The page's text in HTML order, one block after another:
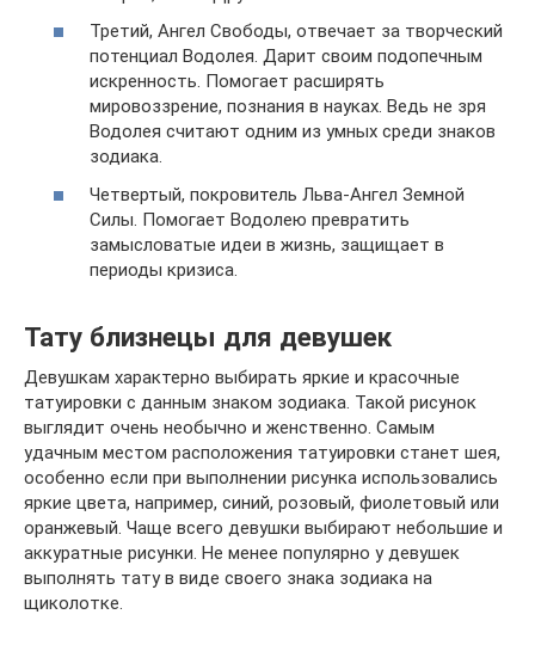
Третий, Ангел Свободы, отвечает за творческий
потенциал Водолея. Дарит своим подопечным
искренность. Помогает расширять
мировоззрение, познания в науках. Ведь не зря
Водолея считают одним из умных среди знаков
зодиака.
Четвертый, покровитель Льва-Ангел Земной
Силы. Помогает Водолею превратить
замысловатые идеи в жизнь, защищает в
периоды кризиса.
Тату близнецы для девушек
Девушкам характерно выбирать яркие и красочные
татуировки с данным знаком зодиака. Такой рисунок
выглядит очень необычно и женственно. Самым
удачным местом расположения татуировки станет шея,
особенно если при выполнении рисунка использовались
яркие цвета, например, синий, розовый, фиолетовый или
оранжевый. Чаще всего девушки выбирают небольшие и
аккуратные рисунки. Не менее популярно у девушек
выполнять тату в виде своего знака зодиака на
щиколотке.